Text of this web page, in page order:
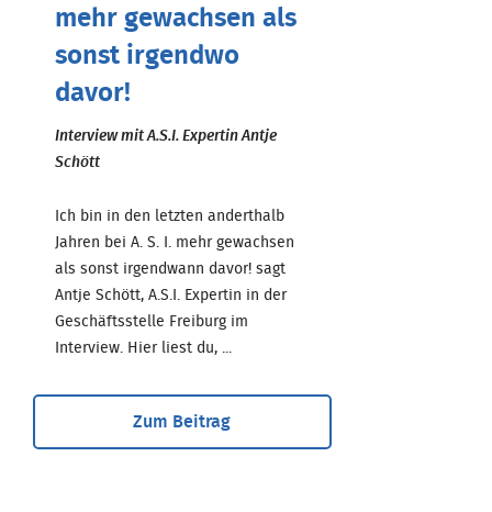
mehr gewachsen als
sonst irgendwo
davor!
Interview mit A.S.I. Expertin Antje
Schött
Ich bin in den letzten anderthalb
Jahren bei A. S. I. mehr gewachsen
als sonst irgendwann davor! sagt
Antje Schött, A.S.I. Expertin in der
Geschäftsstelle Freiburg im
Interview. Hier liest du, ...
Zum Beitrag